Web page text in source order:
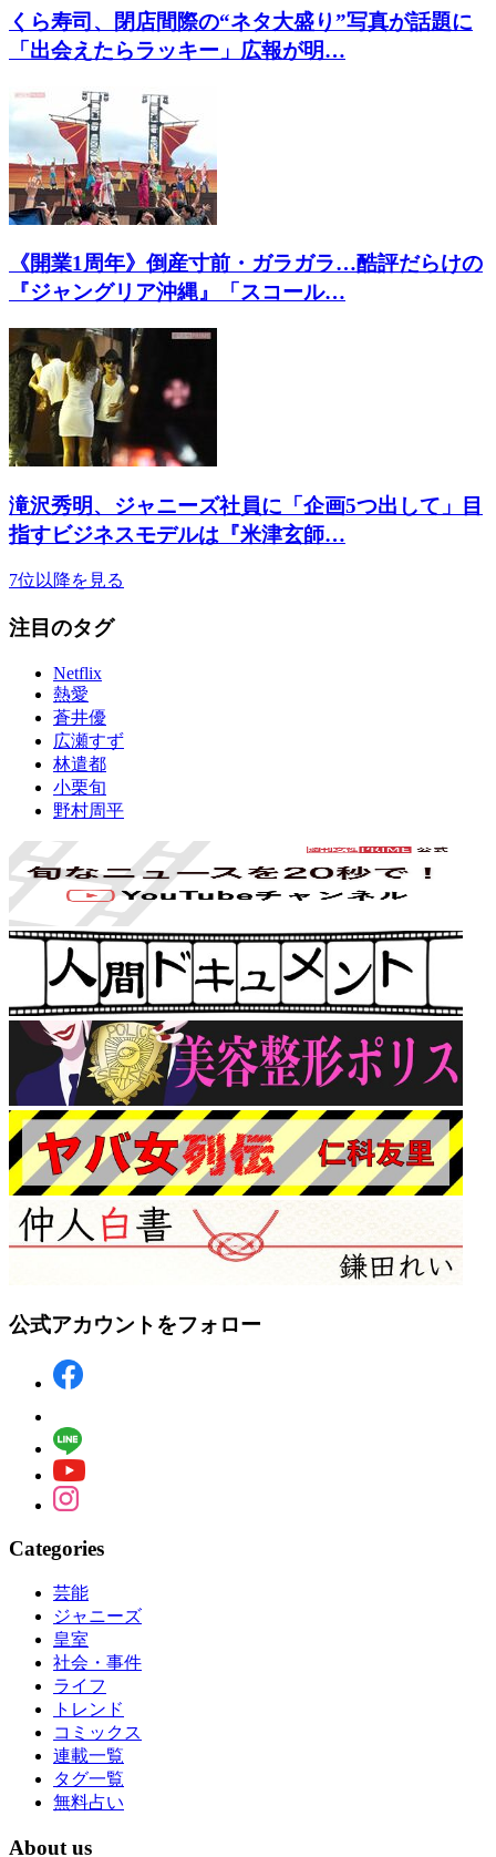
くら寿司、閉店間際の“ネタ大盛り”写真が話題に
「出会えたらラッキー」広報が明…
《開業1周年》倒産寸前・ガラガラ…酷評だらけの
『ジャングリア沖縄』「スコール…
滝沢秀明、ジャニーズ社員に「企画5つ出して」目
指すビジネスモデルは『米津玄師…
7位以降を見る
注目のタグ
Netflix
熱愛
蒼井優
広瀬すず
林遣都
小栗旬
野村周平
公式アカウントをフォロー
Categories
芸能
ジャニーズ
皇室
社会・事件
ライフ
トレンド
コミックス
連載一覧
タグ一覧
無料占い
About us